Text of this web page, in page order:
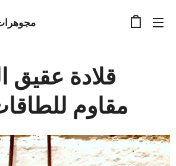
قلادة عقيق
مقاوم